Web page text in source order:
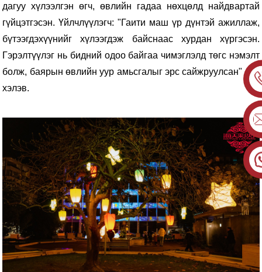
дагуу хүлээлгэн өгч, өвлийн гадаа нөхцөлд найдвартай
гүйцэтгэсэн. Үйлчлүүлэгч: "Гаити маш үр дүнтэй ажиллаж,
бүтээгдэхүүнийг хүлээгдэж байснаас хурдан хүргэсэн.
Гэрэлтүүлэг нь бидний одоо байгаа чимэглэлд төгс нэмэлт
болж, баярын өвлийн уур амьсгалыг эрс сайжруулсан" гэж
хэлэв.